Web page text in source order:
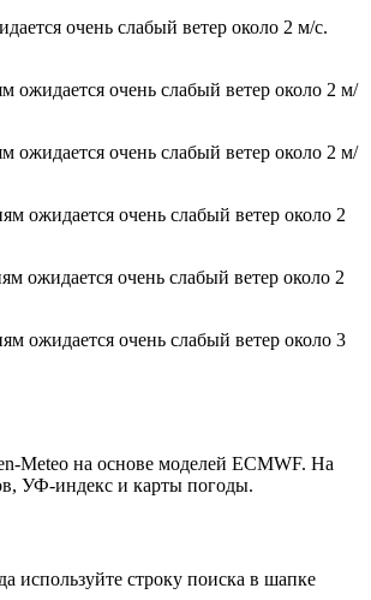
очень слабый ветер около 2 м/с.
ожидается очень слабый ветер около 2 м/
ожидается очень слабый ветер около 2 м/
ожидается очень слабый ветер около 2
ожидается очень слабый ветер около 2
ожидается очень слабый ветер около 3
Meteo на основе моделей ECMWF. На
УФ-индекс и карты погоды.
используйте строку поиска в шапке